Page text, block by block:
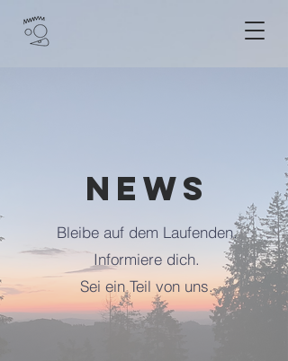
News
Bleibe auf dem Laufenden.
Informiere dich.
Sei ein Teil von uns.